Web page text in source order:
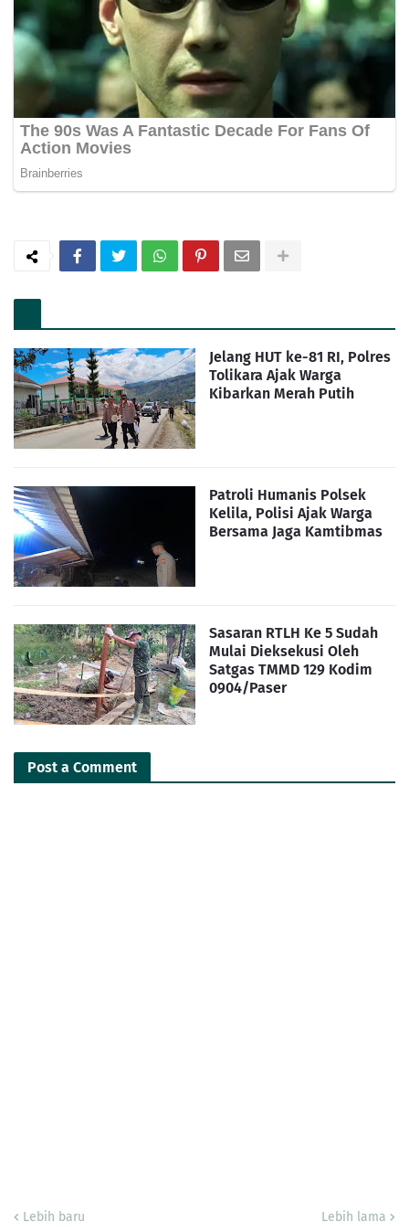
Jelang HUT ke-81 RI, Polres
Tolikara Ajak Warga
Kibarkan Merah Putih
Patroli Humanis Polsek
Kelila, Polisi Ajak Warga
Bersama Jaga Kamtibmas
Sasaran RTLH Ke 5 Sudah
Mulai Dieksekusi Oleh
Satgas TMMD 129 Kodim
0904/Paser
Post a Comment
Lebih baru Lebih lama